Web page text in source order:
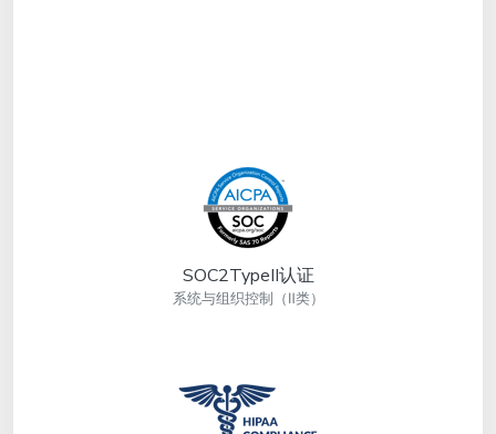
SOC2TypeII认证
系统与组织控制（Ⅱ类）